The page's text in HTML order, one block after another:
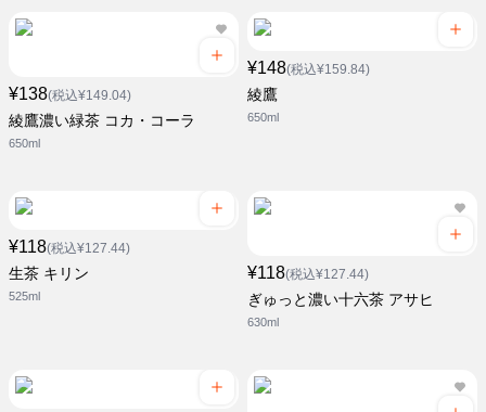
¥138(税込¥149.04)
綾鷹濃い緑茶 コカ・コーラ
650ml
¥148(税込¥159.84)
綾鷹
650ml
¥118(税込¥127.44)
生茶 キリン
525ml
¥118(税込¥127.44)
ぎゅっと濃い十六茶 アサヒ
630ml